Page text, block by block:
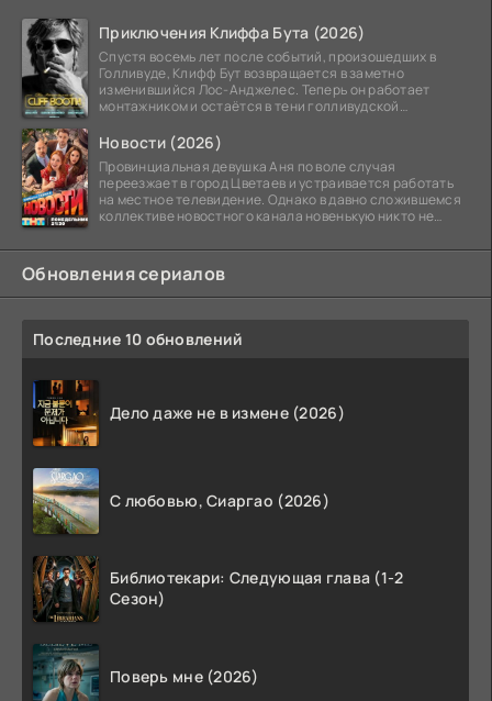
Приключения Клиффа Бута (2026)
Спустя восемь лет после событий, произошедших в
Голливуде, Клифф Бут возвращается в заметно
изменившийся Лос-Анджелес. Теперь он работает
монтажником и остаётся в тени голливудской
Новости (2026)
Провинциальная девушка Аня по воле случая
переезжает в город Цветаев и устраивается работать
на местное телевидение. Однако в давно сложившемся
коллективе новостного канала новенькую никто не
Обновления сериалов
Последние 10 обновлений
Дело даже не в измене (2026)
С любовью, Сиаргао (2026)
Библиотекари: Следующая глава (1-2
Сезон)
Поверь мне (2026)